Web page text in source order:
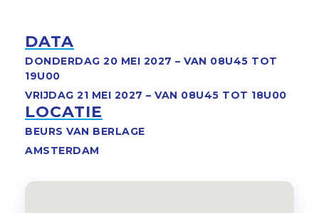
DATA
DONDERDAG 20 MEI 2027 – VAN 08U45 TOT
19U00
VRIJDAG 21 MEI 2027 – VAN 08U45 TOT 18U00
LOCATIE
BEURS VAN BERLAGE
AMSTERDAM